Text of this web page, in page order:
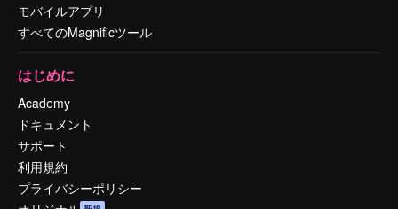
モバイルアプリ
すべてのMagnificツール
はじめに
Academy
ドキュメント
サポート
利用規約
プライバシーポリシー